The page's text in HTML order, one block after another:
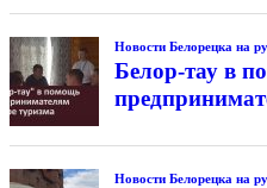
Новости Белорецка на
Белор-тау в
Новости Белорецка на